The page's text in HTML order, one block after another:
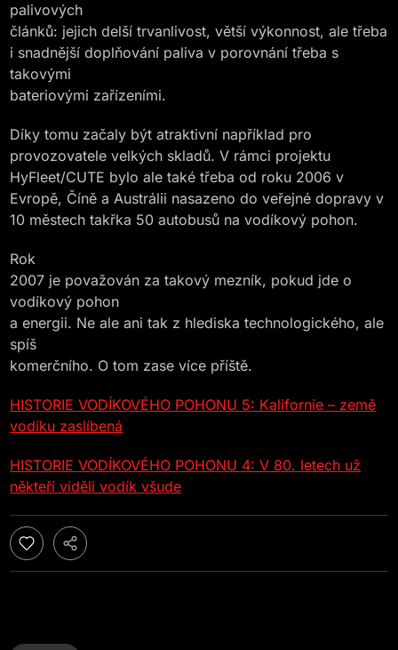
palivových
článků: jejich delší trvanlivost, větší výkonnost, ale třeba
i snadnější doplňování paliva v porovnání třeba s
takovými
bateriovými zařízeními.
Díky tomu začaly být atraktivní například pro
provozovatele velkých skladů. V rámci projektu
HyFleet/CUTE bylo ale také třeba od roku 2006 v
Evropě, Číně a Austrálii nasazeno do veřejné dopravy v
10 městech takřka 50 autobusů na vodíkový pohon.
Rok
2007 je považován za takový mezník, pokud jde o
vodíkový pohon
a energii. Ne ale ani tak z hlediska technologického, ale
spíš
komerčního. O tom zase více příště.
HISTORIE VODÍKOVÉHO POHONU 5: Kalifornie – země
vodíku zaslíbená
HISTORIE VODÍKOVÉHO POHONU 4: V 80. letech už
někteří viděli vodík všude